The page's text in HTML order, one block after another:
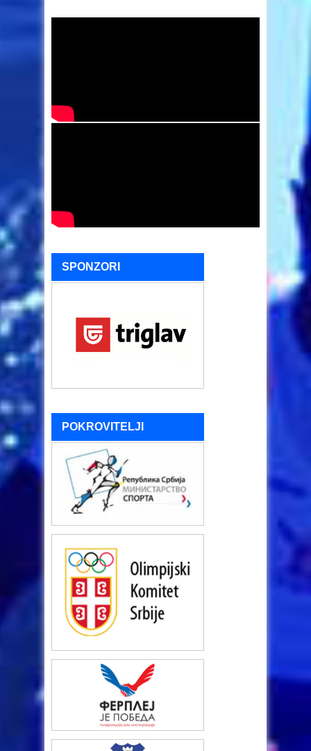
SPONZORI
POKROVITELJI